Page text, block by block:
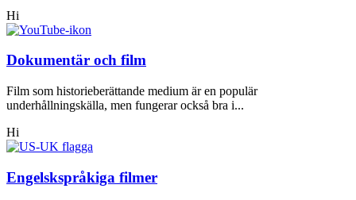
Hi
Dokumentär och film
Film som historieberättande medium är en populär
underhållningskälla, men fungerar också bra i...
Hi
Engelskspråkiga filmer